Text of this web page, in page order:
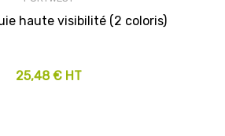
haute visibilité (2 coloris)
25,48 € HT